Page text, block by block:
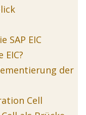
SAP EIC
der
Cell